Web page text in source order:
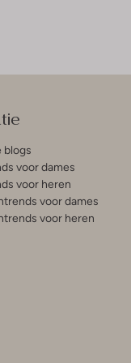
blogs
voor dames
voor heren
voor dames
voor heren